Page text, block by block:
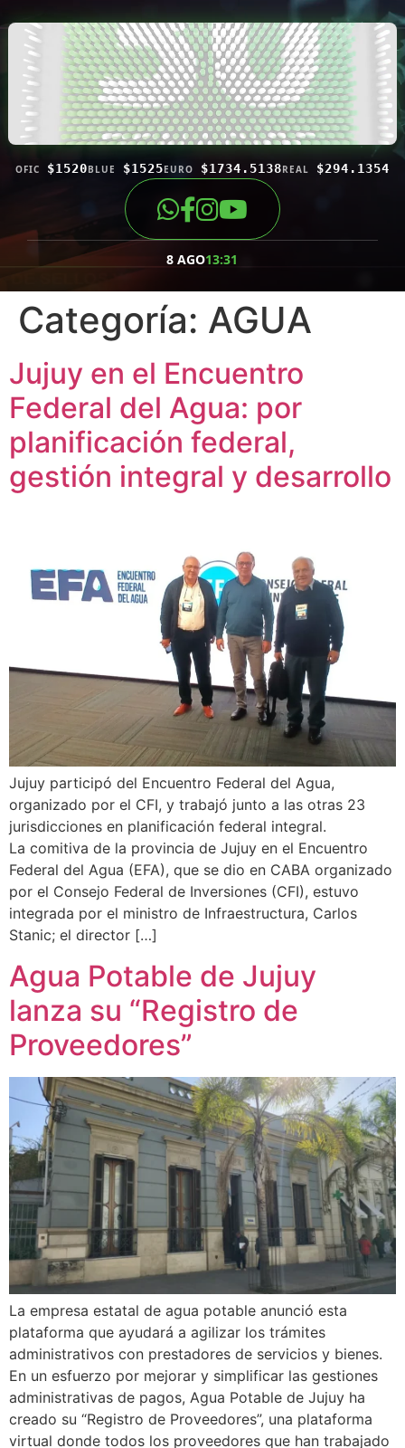
OFIC $1520BLUE $1525EURO $1734.5138REAL $294.1354
8 AGO13:31
Categoría: AGUA
Jujuy en el Encuentro
Federal del Agua: por
planificación federal,
gestión integral y desarrollo
Jujuy participó del Encuentro Federal del Agua,
organizado por el CFI, y trabajó junto a las otras 23
jurisdicciones en planificación federal integral.
La comitiva de la provincia de Jujuy en el Encuentro
Federal del Agua (EFA), que se dio en CABA organizado
por el Consejo Federal de Inversiones (CFI), estuvo
integrada por el ministro de Infraestructura, Carlos
Stanic; el director […]
Agua Potable de Jujuy
lanza su “Registro de
Proveedores”
La empresa estatal de agua potable anunció esta
plataforma que ayudará a agilizar los trámites
administrativos con prestadores de servicios y bienes.
En un esfuerzo por mejorar y simplificar las gestiones
administrativas de pagos, Agua Potable de Jujuy ha
creado su “Registro de Proveedores”, una plataforma
virtual donde todos los proveedores que han trabajado